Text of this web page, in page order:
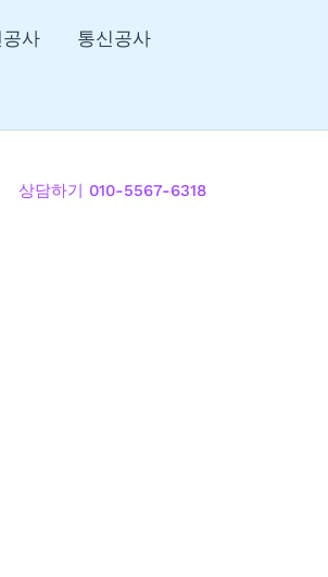
사 통신공사
상담하기 010-5567-6318